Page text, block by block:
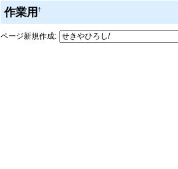
作業用 †
ページ新規作成: